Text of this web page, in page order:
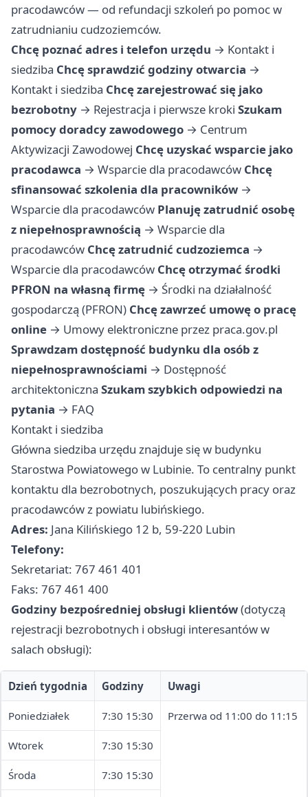
pracodawców — od refundacji szkoleń po pomoc w
zatrudnianiu cudzoziemców.
Chcę poznać adres i telefon urzędu → Kontakt i
siedziba Chcę sprawdzić godziny otwarcia →
Kontakt i siedziba Chcę zarejestrować się jako
bezrobotny → Rejestracja i pierwsze kroki Szukam
pomocy doradcy zawodowego → Centrum
Aktywizacji Zawodowej Chcę uzyskać wsparcie jako
pracodawca → Wsparcie dla pracodawców Chcę
sfinansować szkolenia dla pracowników →
Wsparcie dla pracodawców Planuję zatrudnić osobę
z niepełnosprawnością → Wsparcie dla
pracodawców Chcę zatrudnić cudzoziemca →
Wsparcie dla pracodawców Chcę otrzymać środki
PFRON na własną firmę → Środki na działalność
gospodarczą (PFRON) Chcę zawrzeć umowę o pracę
online → Umowy elektroniczne przez praca.gov.pl
Sprawdzam dostępność budynku dla osób z
niepełnosprawnościami → Dostępność
architektoniczna Szukam szybkich odpowiedzi na
pytania → FAQ
Kontakt i siedziba
Główna siedziba urzędu znajduje się w budynku
Starostwa Powiatowego w Lubinie. To centralny punkt
kontaktu dla bezrobotnych, poszukujących pracy oraz
pracodawców z powiatu lubińskiego.
Adres: Jana Kilińskiego 12 b, 59-220 Lubin
Telefony:
Sekretariat: 767 461 401
Faks: 767 461 400
Godziny bezpośredniej obsługi klientów(dotyczą
rejestracji bezrobotnych i obsługi interesantów w
salach obsługi):
Dzień tygodnia Godziny Uwagi
Poniedziałek 7:30 15:30 Przerwa od 11:00 do 11:15
Wtorek 7:30 15:30
Środa 7:30 15:30